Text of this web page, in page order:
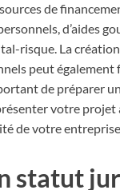
de
d’aides
risque. La création
peut également
de préparer
votre projet
de votre
statut